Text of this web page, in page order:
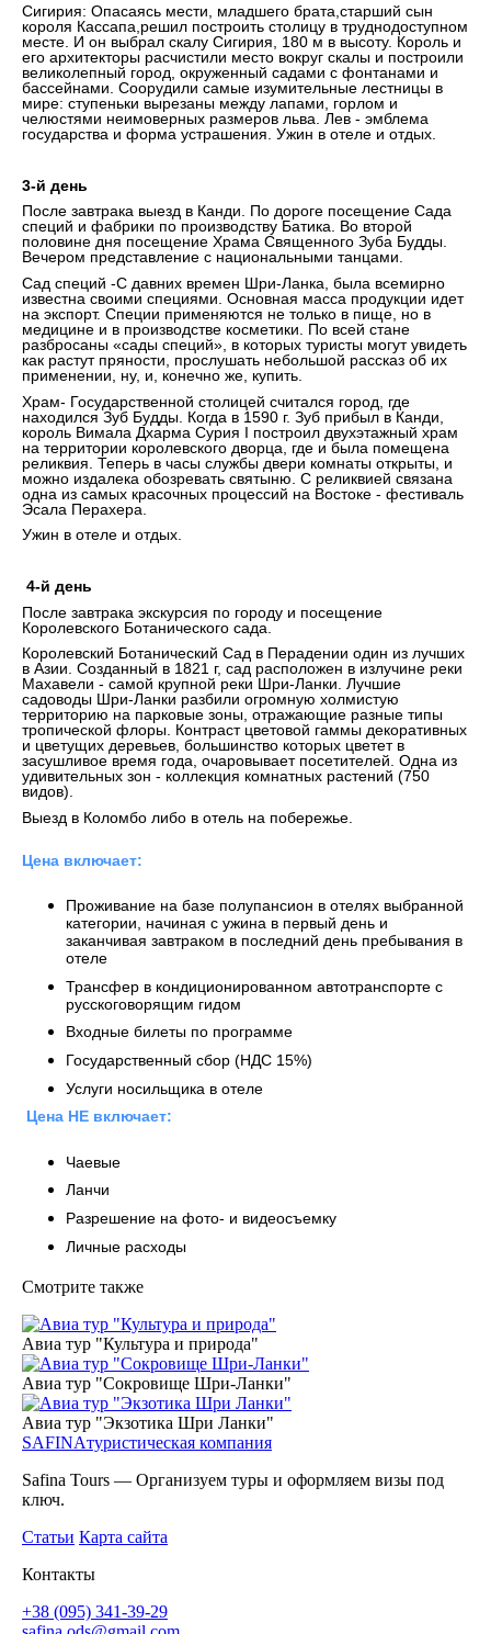
Сигирия: Опасаясь мести, младшего брата,старший сын
короля Кассапа,решил построить столицу в труднодоступном
месте. И он выбрал скалу Сигирия, 180 м в высоту. Король и
его архитекторы расчистили место вокруг скалы и построили
великолепный город, окруженный садами с фонтанами и
бассейнами. Соорудили самые изумительные лестницы в
мире: ступеньки вырезаны между лапами, горлом и
челюстями неимоверных размеров льва. Лев - эмблема
государства и форма устрашения. Ужин в отеле и отдых.
3-й день
После завтрака выезд в Канди. По дороге посещение Сада
специй и фабрики по производству Батика. Во второй
половине дня посещение Храма Священного Зуба Будды.
Вечером представление с национальными танцами.
Сад специй -С давних времен Шри-Ланка, была всемирно
известна своими специями. Основная масса продукции идет
на экспорт. Специи применяются не только в пище, но в
медицине и в производстве косметики. По всей стане
разбросаны «сады специй», в которых туристы могут увидеть
как растут пряности, прослушать небольшой рассказ об их
применении, ну, и, конечно же, купить.
Храм- Государственной столицей считался город, где
находился Зуб Будды. Когда в 1590 г. Зуб прибыл в Канди,
король Вимала Дхарма Сурия I построил двухэтажный храм
на территории королевского дворца, где и была помещена
реликвия. Теперь в часы службы двери комнаты открыты, и
можно издалека обозревать святыню. С реликвией связана
одна из самых красочных процессий на Востоке - фестиваль
Эсала Перахера.
Ужин в отеле и отдых.
4-й день
После завтрака экскурсия по городу и посещение
Королевского Ботанического сада.
Королевский Ботанический Сад в Перадении один из лучших
в Азии. Созданный в 1821 г, сад расположен в излучине реки
Махавели - самой крупной реки Шри-Ланки. Лучшие
садоводы Шри-Ланки разбили огромную холмистую
территорию на парковые зоны, отражающие разные типы
тропической флоры. Контраст цветовой гаммы декоративных
и цветущих деревьев, большинство которых цветет в
засушливое время года, очаровывает посетителей. Одна из
удивительных зон - коллекция комнатных растений (750
видов).
Выезд в Коломбо либо в отель на побережье.
Цена включает:
Проживание на базе полупансион в отелях выбранной
категории, начиная с ужина в первый день и
заканчивая завтраком в последний день пребывания в
отеле
Трансфер в кондиционированном автотранспорте с
русскоговорящим гидом
Входные билеты по программе
Государственный сбор (НДС 15%)
Услуги носильщика в отеле
Цена НЕ включает:
Чаевые
Ланчи
Разрешение на фото- и видеосъемку
Личные расходы
Смотрите также
Авиа тур "Культура и природа"
Авиа тур "Сокровище Шри-Ланки"
Авиа тур "Экзотика Шри Ланки"
SAFINAтуристическая компания
Safina Tours — Организуем туры и оформляем визы под
ключ.
Статьи Карта сайта
Контакты
+38 (095) 341-39-29